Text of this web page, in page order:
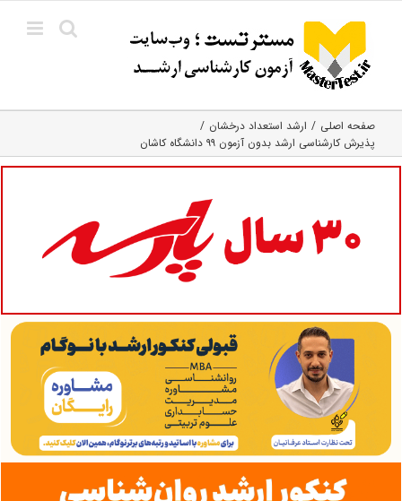
content
صفحه اصلی
ارشد استعداد درخشان
پذیرش کارشناسی ارشد بدون آزمون ۹۹ دانشگاه کاشان